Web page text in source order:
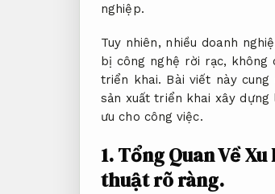
nghiệp.
Tuy nhiên, nhiều doanh
bị công nghệ rời rạc,
triển khai. Bài viết này
sản xuất triển khai xây
ưu cho công việc.
1. Tổng Quan Về
thuật rõ ràng.